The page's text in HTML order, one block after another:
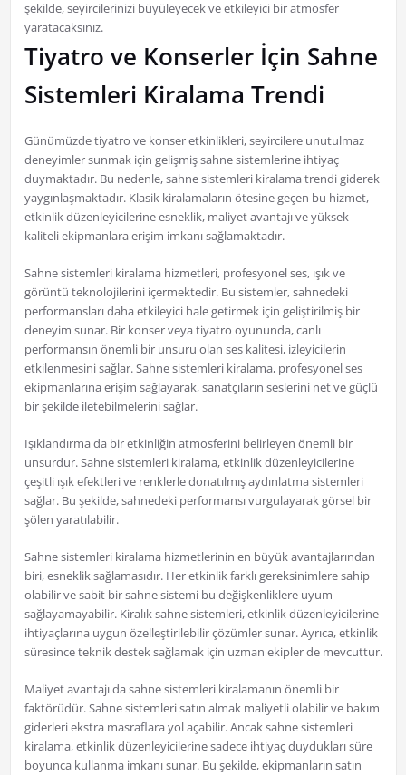
şekilde, seyircilerinizi büyüleyecek ve etkileyici bir atmosfer
yaratacaksınız.
Tiyatro ve Konserler İçin Sahne
Sistemleri Kiralama Trendi
Günümüzde tiyatro ve konser etkinlikleri, seyircilere unutulmaz
deneyimler sunmak için gelişmiş sahne sistemlerine ihtiyaç
duymaktadır. Bu nedenle, sahne sistemleri kiralama trendi giderek
yaygınlaşmaktadır. Klasik kiralamaların ötesine geçen bu hizmet,
etkinlik düzenleyicilerine esneklik, maliyet avantajı ve yüksek
kaliteli ekipmanlara erişim imkanı sağlamaktadır.
Sahne sistemleri kiralama hizmetleri, profesyonel ses, ışık ve
görüntü teknolojilerini içermektedir. Bu sistemler, sahnedeki
performansları daha etkileyici hale getirmek için geliştirilmiş bir
deneyim sunar. Bir konser veya tiyatro oyununda, canlı
performansın önemli bir unsuru olan ses kalitesi, izleyicilerin
etkilenmesini sağlar. Sahne sistemleri kiralama, profesyonel ses
ekipmanlarına erişim sağlayarak, sanatçıların seslerini net ve güçlü
bir şekilde iletebilmelerini sağlar.
Işıklandırma da bir etkinliğin atmosferini belirleyen önemli bir
unsurdur. Sahne sistemleri kiralama, etkinlik düzenleyicilerine
çeşitli ışık efektleri ve renklerle donatılmış aydınlatma sistemleri
sağlar. Bu şekilde, sahnedeki performansı vurgulayarak görsel bir
şölen yaratılabilir.
Sahne sistemleri kiralama hizmetlerinin en büyük avantajlarından
biri, esneklik sağlamasıdır. Her etkinlik farklı gereksinimlere sahip
olabilir ve sabit bir sahne sistemi bu değişkenliklere uyum
sağlayamayabilir. Kiralık sahne sistemleri, etkinlik düzenleyicilerine
ihtiyaçlarına uygun özelleştirilebilir çözümler sunar. Ayrıca, etkinlik
süresince teknik destek sağlamak için uzman ekipler de mevcuttur.
Maliyet avantajı da sahne sistemleri kiralamanın önemli bir
faktörüdür. Sahne sistemleri satın almak maliyetli olabilir ve bakım
giderleri ekstra masraflara yol açabilir. Ancak sahne sistemleri
kiralama, etkinlik düzenleyicilerine sadece ihtiyaç duydukları süre
boyunca kullanma imkanı sunar. Bu şekilde, ekipmanların satın